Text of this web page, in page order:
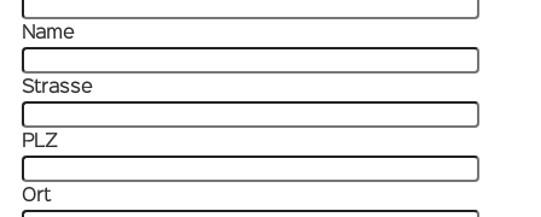
Name
Strasse
PLZ
Ort